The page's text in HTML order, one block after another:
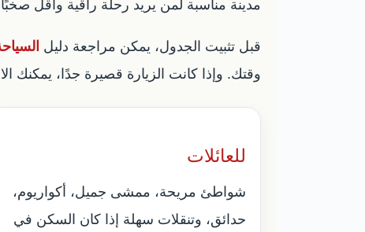
مدينة مناسبة لمن يريد رحلة راقية وأقل
قبل تثبيت الجدول، يمكن مراجعة دليل
وقتك. وإذا كانت الزيارة قصيرة جدًا، يمكنك
للعائلات
شواطئ مريحة، ممشى جميل، أكواريوم،
حدائق، وتنقلات سهلة إذا كان السكن في